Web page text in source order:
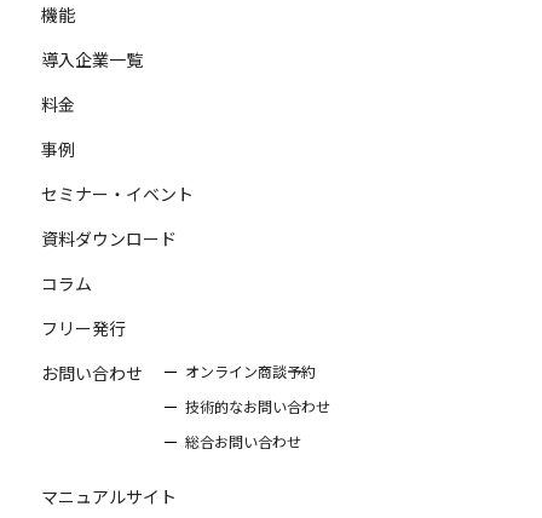
機能
導入企業一覧
料金
事例
セミナー・イベント
資料ダウンロード
コラム
フリー発行
お問い合わせ
オンライン商談予約
技術的なお問い合わせ
総合お問い合わせ
マニュアルサイト